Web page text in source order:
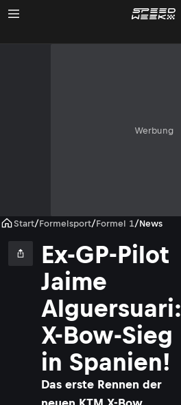
Werbung
Start/Formelsport/Formel 1/News
Ex-GP-Pilot
Jaime
Alguersuari:
X-Bow-Sieg
in Spanien!
Das erste Rennen der